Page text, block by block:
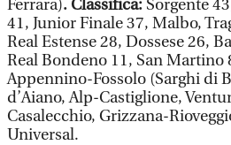
Ferrara). Classifica: Sorgente
41, Junior Finale 37, Malbo,
Real Estense 28, Dossese 26,
Real Bondeno 11, San Martino
Appennino-Fossolo (Sarghi di
d’Aiano, Alp-Castiglione,
Casalecchio, Grizzana-
Universal.